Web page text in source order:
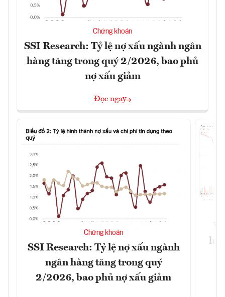
Chứng khoán
SSI Research: Tỷ lệ nợ xấu ngành ngân
hàng tăng trong quý 2/2026, bao phủ
nợ xấu giảm
Đọc ngay
Chứng khoán
SSI Research: Tỷ lệ nợ xấu ngành
ngân hàng tăng trong quý
2/2026, bao phủ nợ xấu giảm
lực